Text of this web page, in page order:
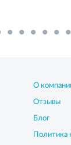
О
Отзывы
Блог
Политика